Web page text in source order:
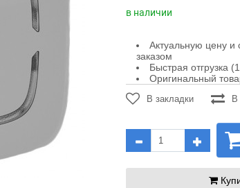
в наличии
Актуальную цену и
заказом
Быстрая отгрузка
Оригинальный
В закладки В